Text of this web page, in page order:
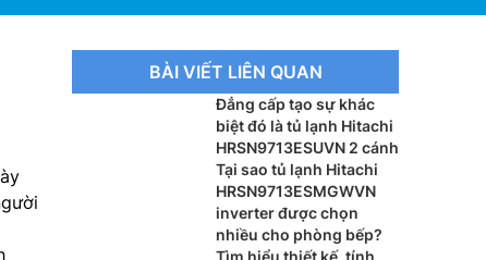
BÀI VIẾT LIÊN QUAN
Đẳng cấp tạo sự khác
biệt đó là tủ lạnh Hitachi
HRSN9713ESUVN 2 cánh
Tại sao tủ lạnh Hitachi
HRSN9713ESMGWVN
inverter được chọn
nhiều cho phòng bếp?
Tìm hiểu thiết kế, tính